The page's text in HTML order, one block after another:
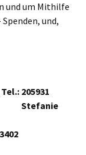
und um Mithilfe
und,
Tel.: 205931